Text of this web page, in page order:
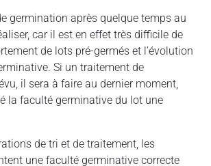
germination après quelque temps au
car il est en effet très difficile de
de lots pré-germés et l’évolution
Si un traitement de
il sera à faire au dernier moment,
la faculté germinative du lot une
de tri et de traitement, les
une faculté germinative correcte